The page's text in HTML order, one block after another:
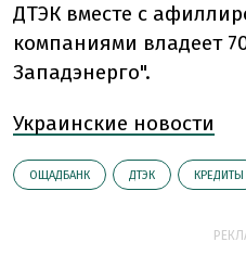
ДТЭК вместе с
компаниями владеет
Западэнерго".
Украинские новости
ОЩАДБАНК ДТЭК КРЕДИТЫ